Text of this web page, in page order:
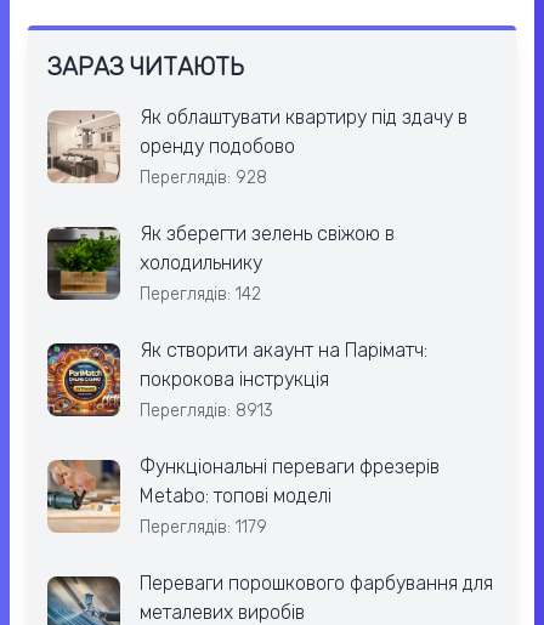
ЗАРАЗ ЧИТАЮТЬ
Як облаштувати квартиру під здачу в
оренду подобово
Переглядів: 928
Як зберегти зелень свіжою в
холодильнику
Переглядів: 142
Як створити акаунт на Паріматч:
покрокова інструкція
Переглядів: 8913
Функціональні переваги фрезерів
Metabo: топові моделі
Переглядів: 1179
Переваги порошкового фарбування для
металевих виробів